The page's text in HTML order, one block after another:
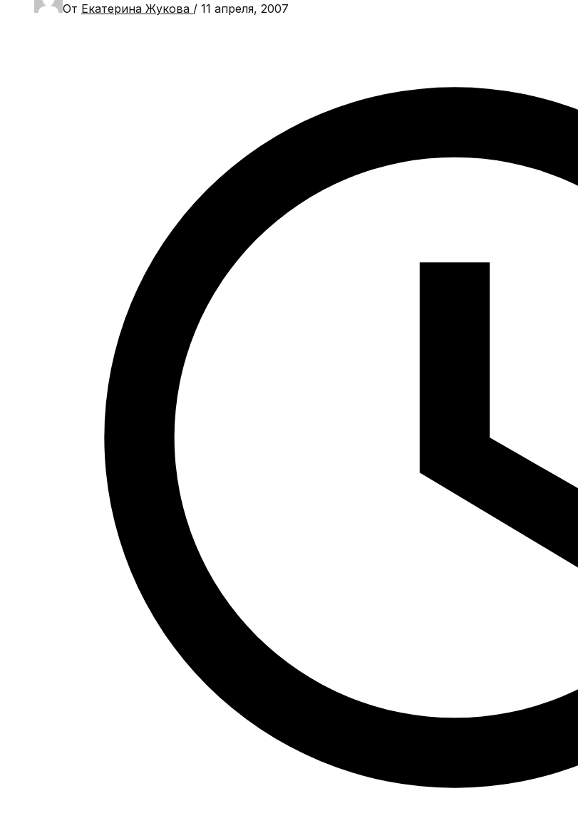
От Екатерина Жукова / 11 апреля, 2007